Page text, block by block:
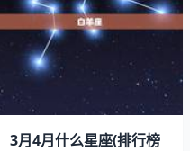
这是非常。在选择结婚对
、家庭背景等，确保两人
3月4月什么星座(排行榜